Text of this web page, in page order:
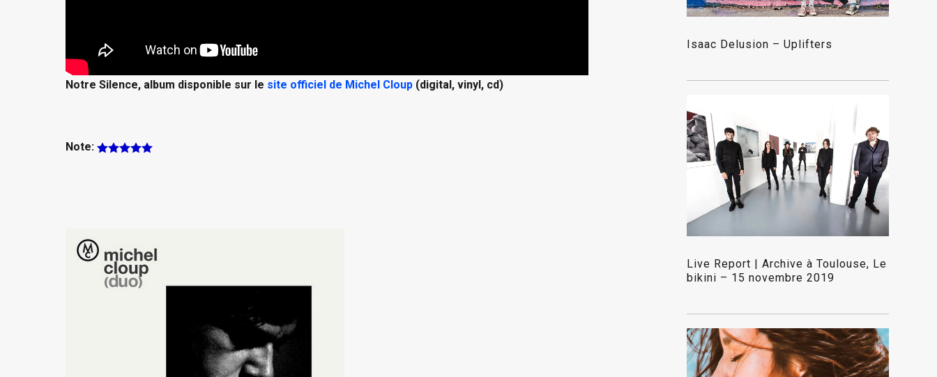
Notre Silence, album disponible sur le site officiel de Michel Cloup(digital, vinyl, cd)
Note:
Isaac Delusion – Uplifters
Live Report | Archive à Toulouse, Le
bikini – 15 novembre 2019